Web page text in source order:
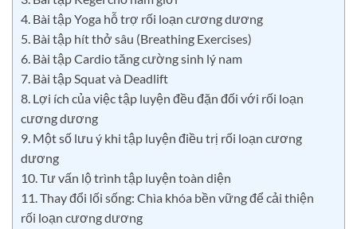
4. Bài tập Yoga hỗ trợ rối loạn cương dương
5. Bài tập hít thở sâu (Breathing Exercises)
6. Bài tập Cardio tăng cường sinh lý nam
7. Bài tập Squat và Deadlift
8. Lợi ích của việc tập luyện đều đặn đối với rối loạn
cương dương
9. Một số lưu ý khi tập luyện điều trị rối loạn cương
dương
10. Tư vấn lộ trình tập luyện toàn diện
11. Thay đổi lối sống: Chìa khóa bền vững để cải thiện
rối loạn cương dương